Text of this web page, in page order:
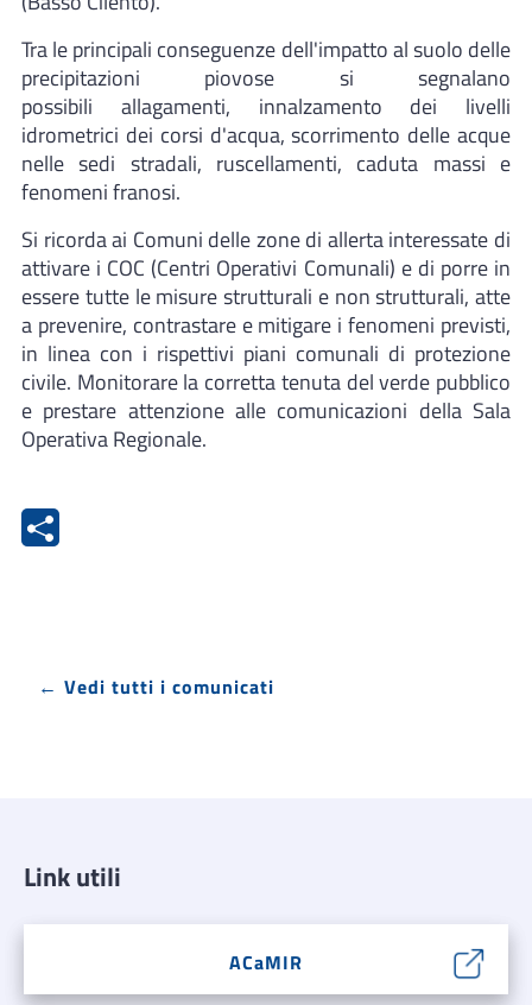
Tra le principali conseguenze dell'impatto al suolo delle
precipitazioni piovose si segnalano
possibili allagamenti, innalzamento dei livelli
idrometrici dei corsi d'acqua, scorrimento delle acque
nelle sedi stradali, ruscellamenti, caduta massi e
fenomeni franosi.
Si ricorda ai Comuni delle zone di allerta interessate di
attivare i COC (Centri Operativi Comunali) e di porre in
essere tutte le misure strutturali e non strutturali, atte
a prevenire, contrastare e mitigare i fenomeni previsti,
in linea con i rispettivi piani comunali di protezione
civile. Monitorare la corretta tenuta del verde pubblico
e prestare attenzione alle comunicazioni della Sala
Operativa Regionale.
← Vedi tutti i comunicati
Link utili
ACaMIR